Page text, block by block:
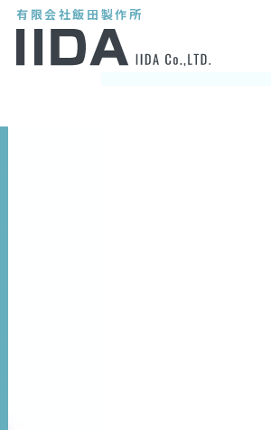
有限会社飯田製作所